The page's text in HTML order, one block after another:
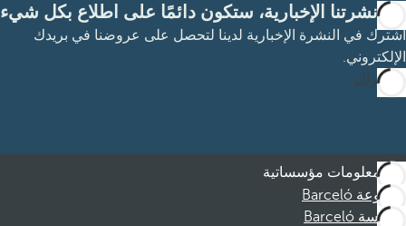
مع نشرتنا الإخبارية، ستكون دائمًا على اطلاع بكل شيء
اشترك في النشرة الإخبارية لدينا لتحصل على عروضنا في بريدك
الإلكتروني.
الاشتراك
معلومات مؤسساتية
مجموعة Barceló
مؤسسة Barceló